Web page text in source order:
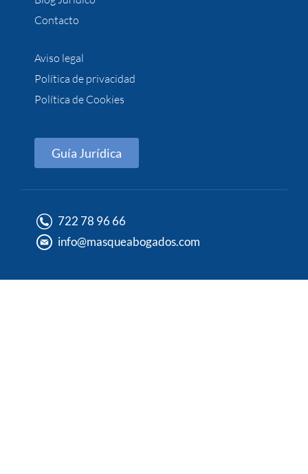
Contacto
Aviso legal
Política de privacidad
Política de Cookies
Guía Jurídica
722 78 96 66
info@masqueabogados.com